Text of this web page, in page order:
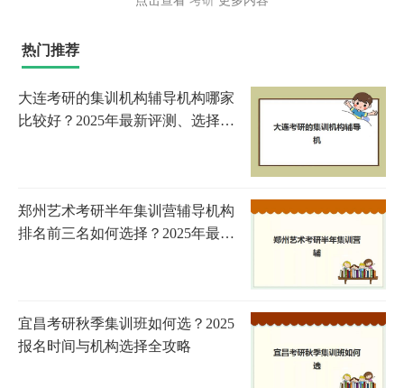
热门推荐
大连考研的集训机构辅导机构哪家
比较好？2025年最新评测、选择指
郑州艺术考研半年集训营辅导机构
排名前三名如何选择？2025年最新
宜昌考研秋季集训班如何选？2025
报名时间与机构选择全攻略